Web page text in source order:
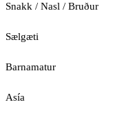
Snakk / Nasl / Bruður
Sælgæti
Barnamatur
Asía